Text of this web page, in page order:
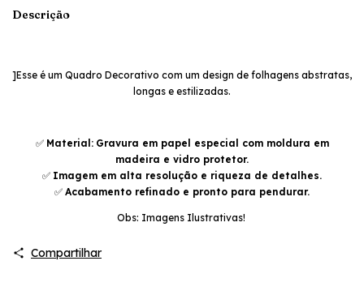
Descrição
]Esse é um Quadro Decorativo com um design de folhagens abstratas,
longas e estilizadas.
✅ Material: Gravura em papel especial com moldura em
madeira e vidro protetor.
✅ Imagem em alta resolução e riqueza de detalhes.
✅ Acabamento refinado e pronto para pendurar.
Obs: Imagens Ilustrativas!
Compartilhar